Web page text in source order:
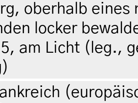
oberhalb eines
locker
am Licht (leg.,